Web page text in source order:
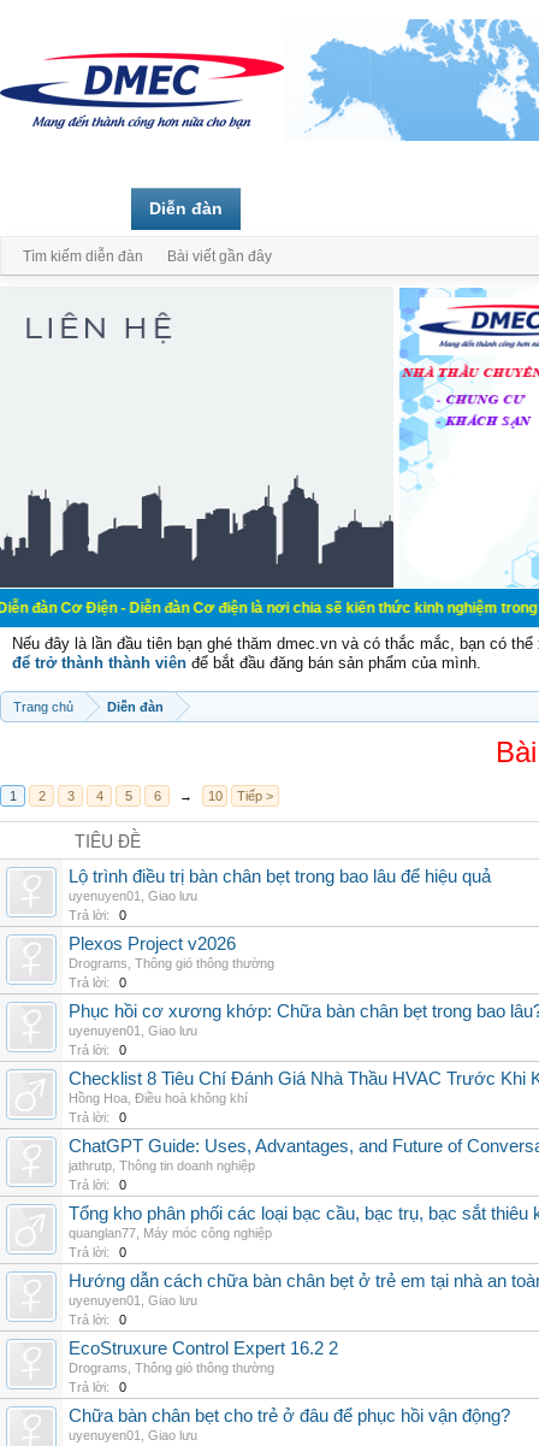
- Diễn đàn Cơ điện là nơi chia sẽ kiến thức kinh nghiệm trong lãnh
Nếu đây là lần đầu tiên bạn ghé thăm dmec.vn và có thắc mắc, bạn có
để trở thành thành viên để bắt đầu đăng bán sản phẩm của mình.
Trang chủ Diễn đàn
1 2 3 4 5 6 → 10 Tiếp >
TIÊU ĐỀ
Lộ trình điều trị bàn chân bẹt trong bao lâu để hiệu quả
uyenuyen01
Giao lưu
Trả lời:
0
Plexos Project v2026
Drograms Thông gió thông thường
Trả lời:
0
Phục hồi cơ xương khớp: Chữa bàn chân bẹt trong bao
uyenuyen01
Giao lưu
Trả lời:
0
Checklist 8 Tiêu Chí Đánh Giá Nhà Thầu HVAC Trước Khi
Hồng Hoa Điều hoà không khí
Trả lời:
0
ChatGPT Guide: Uses, Advantages, and Future of
jathrutp Thông tin doanh nghiệp
Trả lời:
0
Tổng kho phân phối các loại bạc cầu, bạc trụ, bạc sắt thiêu
quanglan77 Máy móc công nghiệp
Trả lời:
0
Hướng dẫn cách chữa bàn chân bẹt ở trẻ em tại nhà an
uyenuyen01
Giao lưu
Trả lời:
0
EcoStruxure Control Expert 16.2 2
Drograms Thông gió thông thường
Trả lời:
0
Chữa bàn chân bẹt cho trẻ ở đâu để phục hồi vận động?
uyenuyen01
Giao lưu
Diễn đàn
Tìm kiếm diễn đàn Bài viết gần đây